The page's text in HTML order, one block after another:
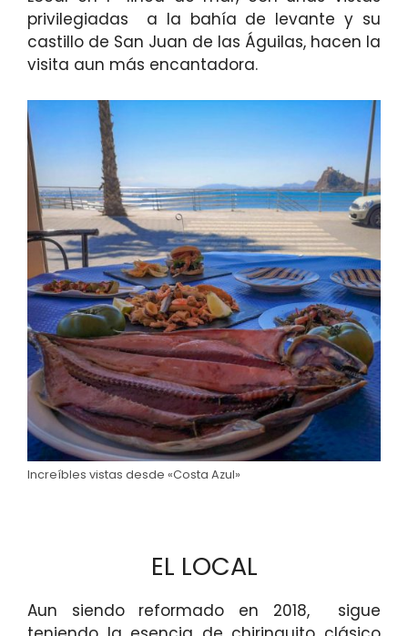
privilegiadas a la bahía de levante y su
castillo de San Juan de las Águilas, hacen la
visita aun más encantadora.
Increíbles vistas desde «Costa Azul»
EL LOCAL
Aun siendo reformado en 2018, sigue